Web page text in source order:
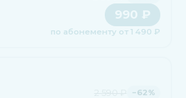
990 ₽
по абонементу от 1 490 ₽
−62%